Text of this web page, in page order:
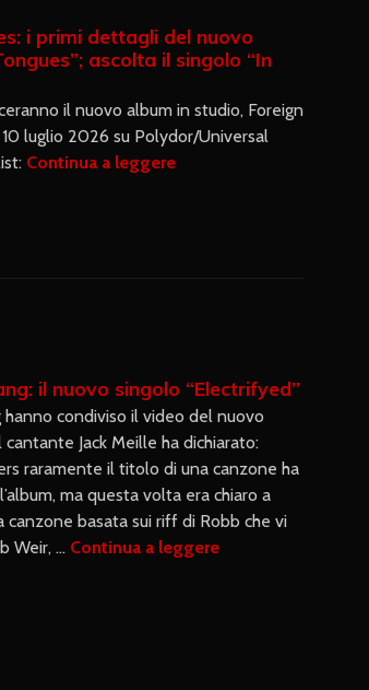
i primi dettagli del nuovo
ascolta il singolo “In
il nuovo album in studio, Foreign
luglio 2026 su Polydor/Universal
Continua a leggere
il nuovo singolo “Electrifyed”
hanno condiviso il video del nuovo
Jack Meille ha dichiarato:
raramente il titolo di una canzone ha
ma questa volta era chiaro a
canzone basata sui riff di Robb che vi
Weir, … Continua a leggere